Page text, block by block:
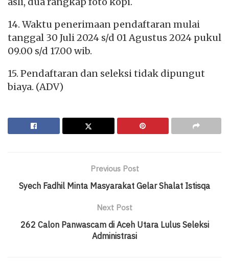
14. Waktu penerimaan pendaftaran mulai
tanggal 30 Juli 2024 s/d 01 Agustus 2024 pukul
09.00 s/d 17.00 wib.
15. Pendaftaran dan seleksi tidak dipungut
biaya. (ADV)
Previous Post
Syech Fadhil Minta Masyarakat Gelar Shalat Istisqa
Next Post
262 Calon Panwascam di Aceh Utara Lulus Seleksi
Administrasi